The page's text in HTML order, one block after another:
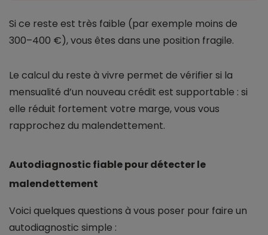
Si ce reste est très faible (par exemple moins de
300–400 €), vous êtes dans une position fragile.
Le calcul du reste à vivre permet de vérifier si la
mensualité d’un nouveau crédit est supportable : si
elle réduit fortement votre marge, vous vous
rapprochez du malendettement.
Autodiagnostic fiable pour détecter le
malendettement
Voici quelques questions à vous poser pour faire un
autodiagnostic simple :